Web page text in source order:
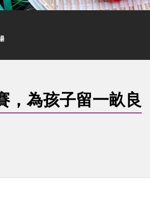
，為孩子留一畝良